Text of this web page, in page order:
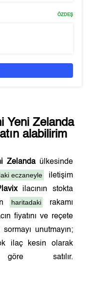
ÖZDEŞ
Yeni Zelanda
alabilirim
Zelandaülkesinde
eczaneyle
iletişim
ilacının stokta
haritadaki
rakamı
fiyatını ve reçete
unutmayın;
ilaç kesin olarak
satılır.